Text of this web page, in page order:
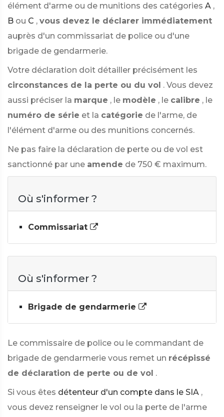
élément d'arme ou de munitions des catégories A ,
B ou C , vous devez le déclarer immédiatement
auprès d'un commissariat de police ou d'une
brigade de gendarmerie.
Votre déclaration doit détailler précisément les
circonstances de la perte ou du vol . Vous devez
aussi préciser la marque , le modèle , le calibre , le
numéro de série et la catégorie de l'arme, de
l'élément d'arme ou des munitions concernés.
Ne pas faire la déclaration de perte ou de vol est
sanctionné par une amende de 750 € maximum.
Où s'informer ?
Commissariat
Où s'informer ?
Brigade de gendarmerie
Le commissaire de police ou le commandant de
brigade de gendarmerie vous remet un récépissé
de déclaration de perte ou de vol .
Si vous êtes détenteur d'un compte dans le SIA ,
vous devez renseigner le vol ou la perte de l'arme